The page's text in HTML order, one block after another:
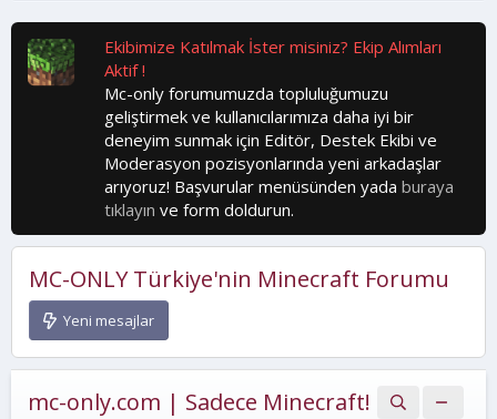
Ekibimize Katılmak İster misiniz? Ekip Alımları
Aktif !
Mc-only forumumuzda topluluğumuzu
geliştirmek ve kullanıcılarımıza daha iyi bir
deneyim sunmak için Editör, Destek Ekibi ve
Moderasyon pozisyonlarında yeni arkadaşlar
arıyoruz! Başvurular menüsünden yada buraya
tıklayın ve form doldurun.
MC-ONLY Türkiye'nin Minecraft Forumu
Yeni mesajlar
mc-only.com | Sadece Minecraft!